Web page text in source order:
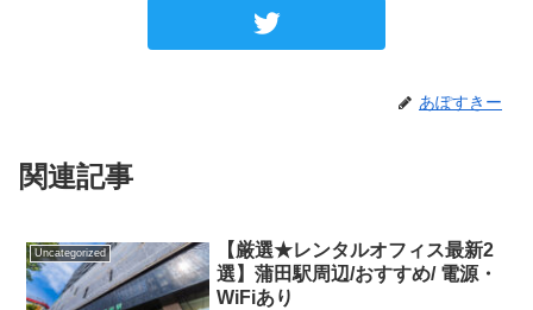
あぽすきー
関連記事
Uncategorized
【厳選★レンタルオフィス最新2
選】蒲田駅周辺/おすすめ/ 電源・
WiFiあり